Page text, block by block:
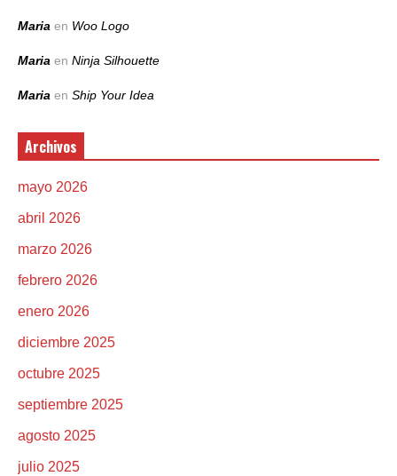
Maria en Woo Logo
Maria en Ninja Silhouette
Maria en Ship Your Idea
Archivos
mayo 2026
abril 2026
marzo 2026
febrero 2026
enero 2026
diciembre 2025
octubre 2025
septiembre 2025
agosto 2025
julio 2025